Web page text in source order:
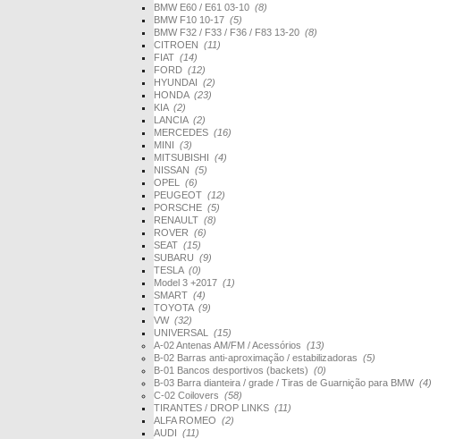
BMW E60 / E61 03-10 (8)
BMW F10 10-17 (5)
BMW F32 / F33 / F36 / F83 13-20 (8)
CITROEN (11)
FIAT (14)
FORD (12)
HYUNDAI (2)
HONDA (23)
KIA (2)
LANCIA (2)
MERCEDES (16)
MINI (3)
MITSUBISHI (4)
NISSAN (5)
OPEL (6)
PEUGEOT (12)
PORSCHE (5)
RENAULT (8)
ROVER (6)
SEAT (15)
SUBARU (9)
TESLA (0)
Model 3 +2017 (1)
SMART (4)
TOYOTA (9)
VW (32)
UNIVERSAL (15)
A-02 Antenas AM/FM / Acessórios (13)
B-02 Barras anti-aproximação / estabilizadoras (5)
B-01 Bancos desportivos (backets) (0)
B-03 Barra dianteira / grade / Tiras de Guarnição para BMW (4)
C-02 Coilovers (58)
TIRANTES / DROP LINKS (11)
ALFA ROMEO (2)
AUDI (11)